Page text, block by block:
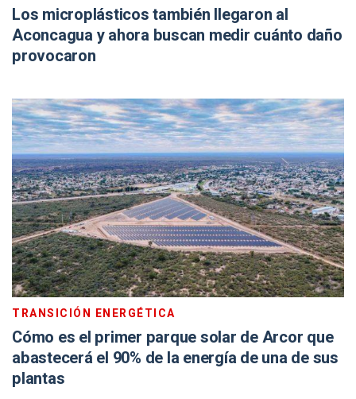
Los microplásticos también llegaron al
Aconcagua y ahora buscan medir cuánto daño
provocaron
TRANSICIÓN ENERGÉTICA
Cómo es el primer parque solar de Arcor que
abastecerá el 90% de la energía de una de sus
plantas